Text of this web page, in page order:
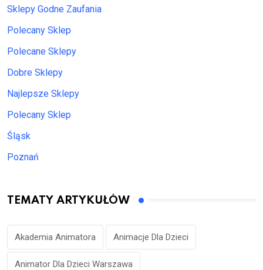
Sklepy Godne Zaufania
Polecany Sklep
Polecane Sklepy
Dobre Sklepy
Najlepsze Sklepy
Polecany Sklep
Śląsk
Poznań
TEMATY ARTYKUŁÓW
Akademia Animatora Animacje Dla Dzieci
Animator Dla Dzieci Warszawa